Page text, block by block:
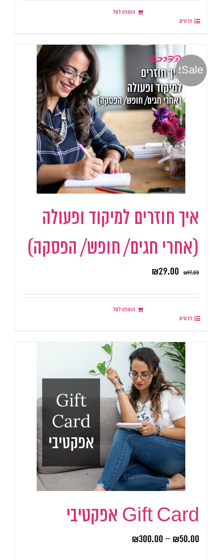
הוספה לסל
פרטים
Sale!
איך חוזרים למיקוד ופעולה
(אחרי חגים/ חופש/ הפסקה)
₪97.00
₪29.00
הוספה לסל
פרטים
Gift Card אפקטיבי
₪50.00
–
₪300.00